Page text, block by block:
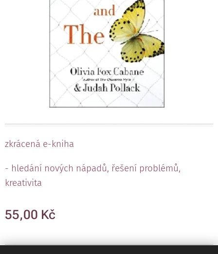
zkrácená e-kniha
- hledání nových nápadů, řešení problémů,
kreativita
55,00 Kč